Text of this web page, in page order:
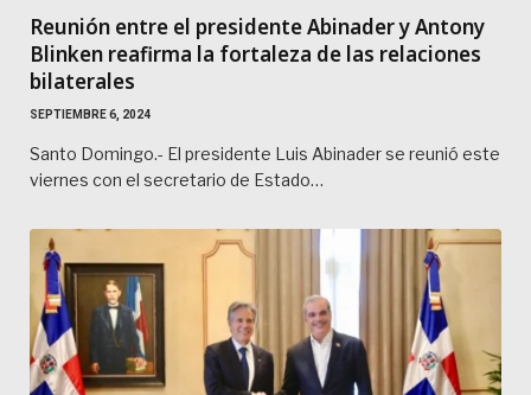
Reunión entre el presidente Abinader y Antony
Blinken reafirma la fortaleza de las relaciones
bilaterales
SEPTIEMBRE 6, 2024
Santo Domingo.- El presidente Luis Abinader se reunió este
viernes con el secretario de Estado…